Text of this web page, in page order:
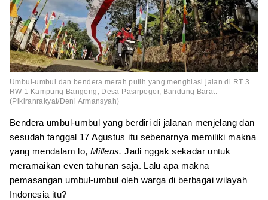
Umbul-umbul dan bendera merah putih yang menghiasi jalan di RT 3
RW 1 Kampung Bangong, Desa Pasirpogor, Bandung Barat.
(Pikiranrakyat/Deni Armansyah)
Bendera umbul-umbul yang berdiri di jalanan menjelang dan
sesudah tanggal 17 Agustus itu sebenarnya memiliki makna
yang mendalam lo, Millens. Jadi nggak sekadar untuk
meramaikan even tahunan saja. Lalu apa makna
pemasangan umbul-umbul oleh warga di berbagai wilayah
Indonesia itu?